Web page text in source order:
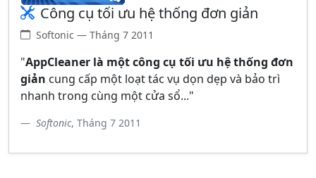
Công cụ tối ưu hệ thống đơn giản
Softonic — Tháng 7 2011
"AppCleaner là một công cụ tối ưu hệ thống đơn
giản cung cấp một loạt tác vụ dọn dẹp và bảo trì
nhanh trong cùng một cửa sổ..."
Softonic, Tháng 7 2011